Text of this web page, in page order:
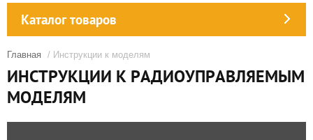
Каталог товаров
Главная / Инструкции к моделям
ИНСТРУКЦИИ К РАДИОУПРАВЛЯЕМЫМ
МОДЕЛЯМ